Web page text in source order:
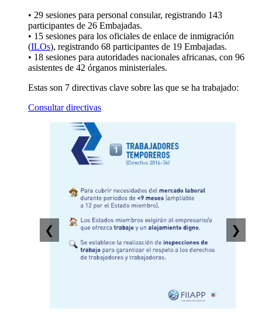
• 29 sesiones para personal consular, registrando 143
participantes de 26 Embajadas.
• 15 sesiones para los oficiales de enlace de inmigración
(ILOs), registrando 68 participantes de 19 Embajadas.
• 18 sesiones para autoridades nacionales africanas, con 96
asistentes de 42 órganos ministeriales.
Estas son 7 directivas clave sobre las que se ha trabajado:
Consultar directivas
❮ ❯